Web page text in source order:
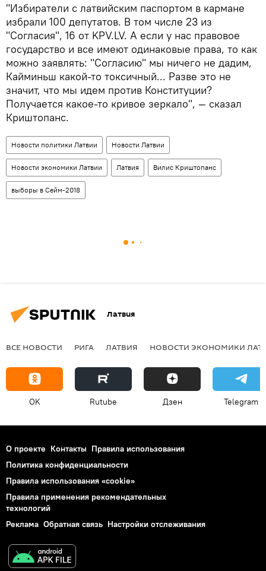
"Избиратели с латвийским паспортом в кармане
избрали 100 депутатов. В том числе 23 из
"Согласия", 16 от KPV.LV. А если у нас правовое
государство и все имеют одинаковые права, то как
можно заявлять: "Согласию" мы ничего не дадим,
Кайминьш какой-то токсичный... Разве это не
значит, что мы идем против Конституции?
Получается какое-то кривое зеркало", — сказал
Криштопанс.
Новости политики Латвии Новости Латвии
Новости экономики Латвии Латвия Вилис Криштопанс
выборы в Сейм-2018
Латвия
ВСЕ НОВОСТИ РИГА ЛАТВИЯ НОВОСТИ ЭКОНОМИКИ
OK Rutube Дзен Telegram
О проекте Контакты Правила использования
Политика конфиденциальности
Правила использования «cookie»
Правила применения рекомендательных
технологий
Реклама Обратная связь Настройки отслеживания